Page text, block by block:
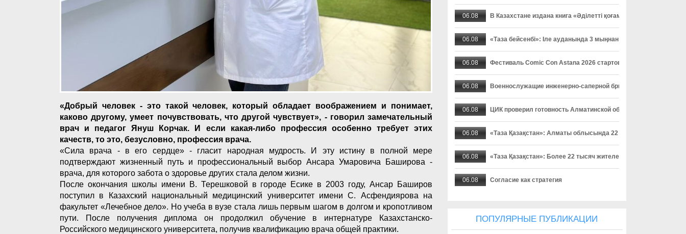
«Добрый человек - это такой человек, который обладает воображением и понимает,
каково другому, умеет почувствовать, что другой чувствует», - говорил замечательный
врач и педагог Януш Корчак. И если какая-либо профессия особенно требует этих
качеств, то это, безусловно, профессия врача.
«Сила врача - в его сердце» - гласит народная мудрость. И эту истину в полной мере
подтверждают жизненный путь и профессиональный выбор Ансара Умаровича Баширова -
врача, для которого забота о здоровье других стала делом жизни.
После окончания школы имени В. Терешковой в городе Есике в 2003 году, Ансар Баширов
поступил в Казахский национальный медицинский университет имени С. Асфендиярова на
факультет «Лечебное дело». Но учеба в вузе стала лишь первым шагом в долгом и кропотливом
пути. После получения диплома он продолжил обучение в интернатуре Казахстанско-
Российского медицинского университета, получив квалификацию врача общей практики.
06.08 В Казахстане издана книга «Әділетті қоғамға шыншыл сөз»,
06.08 «Таза бейсенбі»: Іле ауданында 3 мыңнан астам адам
06.08 Фестиваль Comic Con Astana 2026 стартовал в столице
06.08 Военнослужащие инженерно-саперной бригады осваивают
06.08 ЦИК проверил готовность Алматинской области к выборам
06.08 «Таза Қазақстан»: Алматы облысында 22 мыңнан астам
06.08 «Таза Қазақстан»: Более 22 тысяч жителей Алматинской
06.08 Согласие как стратегия
ПОПУЛЯРНЫЕ ПУБЛИКАЦИИ